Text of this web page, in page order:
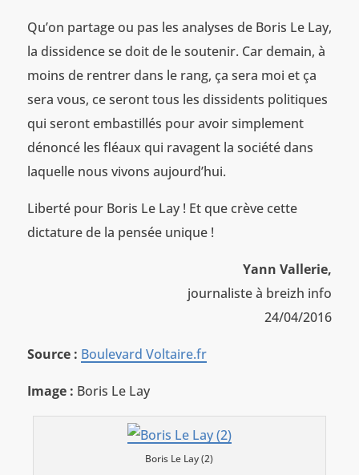
Qu’on partage ou pas les analyses de Boris Le Lay,
la dissidence se doit de le soutenir. Car demain, à
moins de rentrer dans le rang, ça sera moi et ça
sera vous, ce seront tous les dissidents politiques
qui seront embastillés pour avoir simplement
dénoncé les fléaux qui ravagent la société dans
laquelle nous vivons aujourd’hui.
Liberté pour Boris Le Lay ! Et que crève cette
dictature de la pensée unique !
Yann Vallerie,
journaliste à breizh info
24/04/2016
Source : Boulevard Voltaire.fr
Image : Boris Le Lay
Boris Le Lay (2)